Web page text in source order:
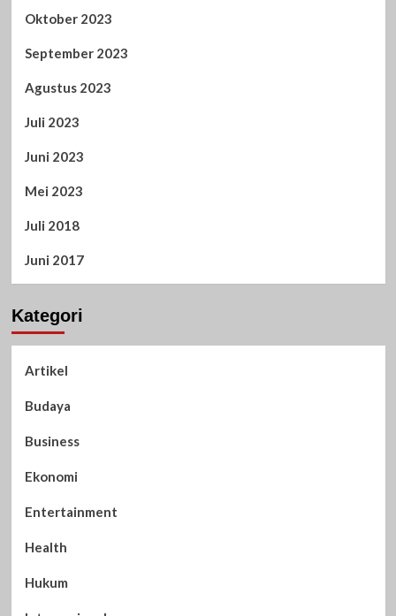
Oktober 2023
September 2023
Agustus 2023
Juli 2023
Juni 2023
Mei 2023
Juli 2018
Juni 2017
Kategori
Artikel
Budaya
Business
Ekonomi
Entertainment
Health
Hukum